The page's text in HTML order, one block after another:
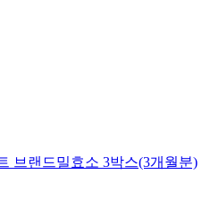
브랜드밀효소 3박스(3개월분)